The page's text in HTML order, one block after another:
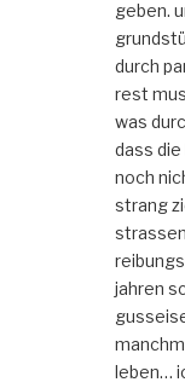
geben.
durch
rest
was
dass
noch
strang
jahren
leben…